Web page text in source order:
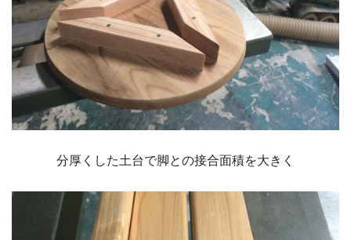
分厚くした土台で脚との接合面積を大きく